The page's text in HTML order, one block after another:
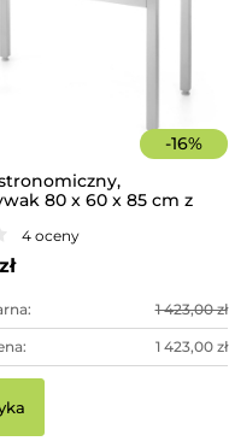
-16%
80 x 60 x 85 cm z
4 oceny
1 423,00 zł
1 423,00 zł